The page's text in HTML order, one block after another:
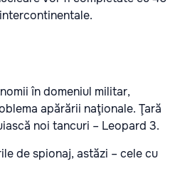
în domeniul militar,
apărării naţionale. Ţară
noi tancuri – Leopard 3.
de spionaj, astăzi – cele cu